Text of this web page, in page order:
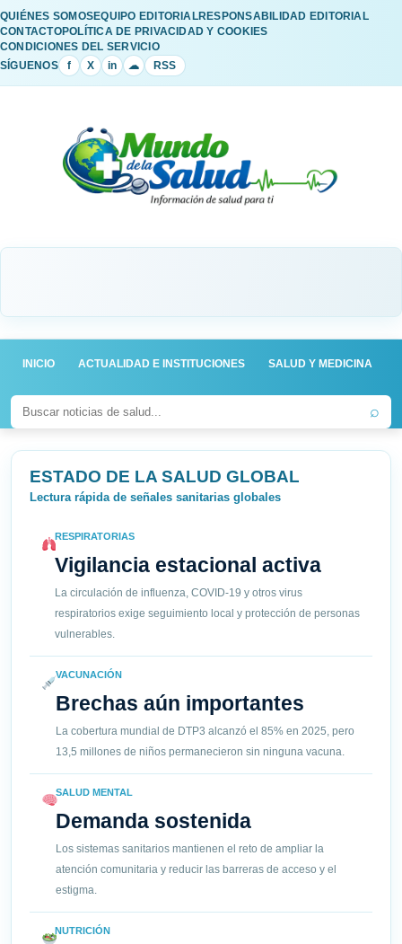
QUIÉNES SOMOSEQUIPO EDITORIALRESPONSABILIDAD EDITORIAL
CONTACTOPOLÍTICA DE PRIVACIDAD Y COOKIES
CONDICIONES DEL SERVICIO
SÍGUENOS
f X in ☁ RSS
INICIO ACTUALIDAD E INSTITUCIONES SALUD Y MEDICINA
⌕
ESTADO DE LA SALUD GLOBAL
Lectura rápida de señales sanitarias globales
RESPIRATORIAS
Vigilancia estacional activa
La circulación de influenza, COVID-19 y otros virus
respiratorios exige seguimiento local y protección de personas
vulnerables.
VACUNACIÓN
Brechas aún importantes
La cobertura mundial de DTP3 alcanzó el 85% en 2025, pero
13,5 millones de niños permanecieron sin ninguna vacuna.
SALUD MENTAL
Demanda sostenida
Los sistemas sanitarios mantienen el reto de ampliar la
atención comunitaria y reducir las barreras de acceso y el
estigma.
NUTRICIÓN